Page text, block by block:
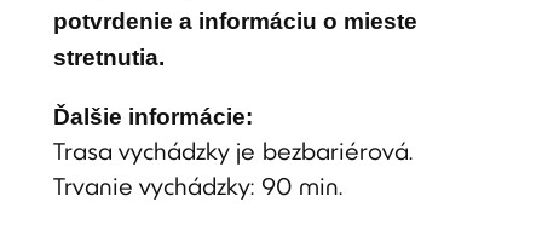
potvrdenie a informáciu o mieste
stretnutia.
Ďalšie informácie:
Trasa vychádzky je bezbariérová.
Trvanie vychádzky: 90 min.